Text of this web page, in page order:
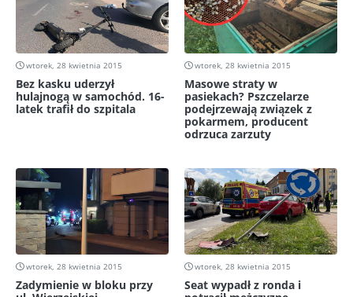
wtorek, 28 kwietnia 2015
Bez kasku uderzył
hulajnogą w samochód. 16-
latek trafił do szpitala
wtorek, 28 kwietnia 2015
Masowe straty w
pasiekach? Pszczelarze
podejrzewają związek z
pokarmem, producent
odrzuca zarzuty
wtorek, 28 kwietnia 2015
Zadymienie w bloku przy
wtorek, 28 kwietnia 2015
Seat wypadł z ronda i